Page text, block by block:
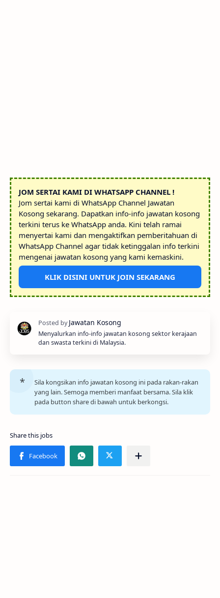
JOM SERTAI KAMI DI WHATSAPP CHANNEL !
Jom sertai kami di WhatsApp Channel Jawatan
Kosong sekarang. Dapatkan info-info jawatan kosong
terkini terus ke WhatsApp anda. Kini telah ramai
menyertai kami dan mengaktifkan pemberitahuan di
WhatsApp Channel agar tidak ketinggalan info terkini
mengenai jawatan kosong yang kami kemaskini.
KLIK DISINI UNTUK JOIN SEKARANG
Menyalurkan info-info jawatan kosong sektor kerajaan
dan swasta terkini di Malaysia.
Sila kongsikan info jawatan kosong ini pada rakan-rakan
yang lain. Semoga memberi manfaat bersama. Sila klik
pada button share di bawah untuk berkongsi.